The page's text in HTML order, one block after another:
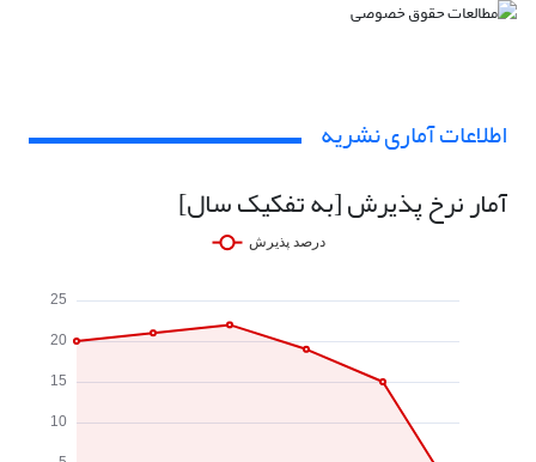
اطلاعات آماری نشریه
آمار نرخ پذیرش [به تفکیک سال]